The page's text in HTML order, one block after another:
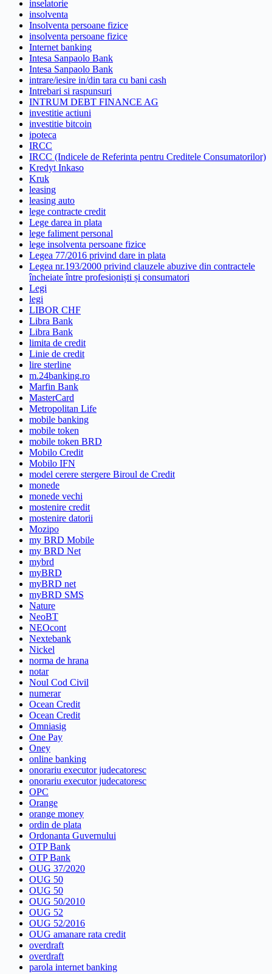
inselatorie
insolventa
Insolventa persoane fizice
insolventa persoane fizice
Internet banking
Intesa Sanpaolo Bank
Intesa Sanpaolo Bank
intrare/iesire in/din tara cu bani cash
Intrebari si raspunsuri
INTRUM DEBT FINANCE AG
investitie actiuni
investitie bitcoin
ipoteca
IRCC
IRCC (Indicele de Referinta pentru Creditele Consumatorilor)
Kredyt Inkaso
Kruk
leasing
leasing auto
lege contracte credit
Lege darea in plata
lege faliment personal
lege insolventa persoane fizice
Legea 77/2016 privind dare in plata
Legea nr.193/2000 privind clauzele abuzive din contractele
încheiate între profesioniști și consumatori
Legi
legi
LIBOR CHF
Libra Bank
Libra Bank
limita de credit
Linie de credit
lire sterline
m.24banking.ro
Marfin Bank
MasterCard
Metropolitan Life
mobile banking
mobile token
mobile token BRD
Mobilo Credit
Mobilo IFN
model cerere stergere Biroul de Credit
monede
monede vechi
mostenire credit
mostenire datorii
Mozipo
my BRD Mobile
my BRD Net
mybrd
myBRD
myBRD net
myBRD SMS
Nature
NeoBT
NEOcont
Nextebank
Nickel
norma de hrana
notar
Noul Cod Civil
numerar
Ocean Credit
Ocean Credit
Omniasig
One Pay
Oney
online banking
onorariu executor judecatoresc
onorariu executor judecatoresc
OPC
Orange
orange money
ordin de plata
Ordonanta Guvernului
OTP Bank
OTP Bank
OUG 37/2020
OUG 50
OUG 50
OUG 50/2010
OUG 52
OUG 52/2016
OUG amanare rata credit
overdraft
overdraft
parola internet banking